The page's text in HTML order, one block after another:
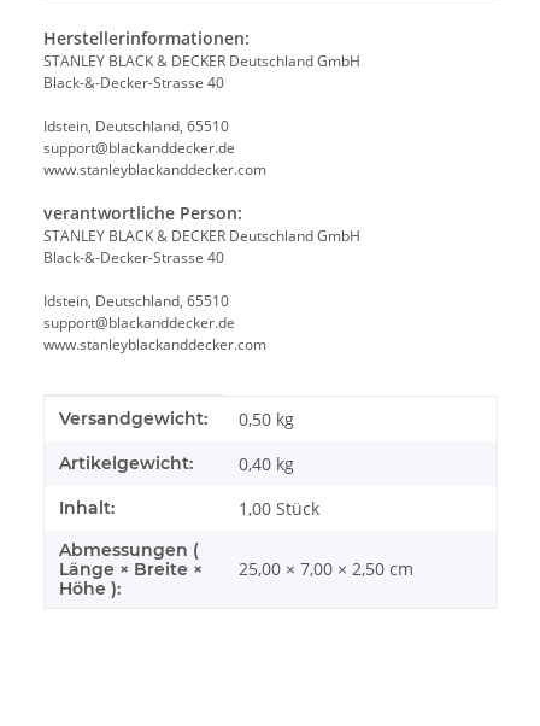
Herstellerinformationen:
STANLEY BLACK & DECKER Deutschland GmbH
Black-&-Decker-Strasse 40
Idstein, Deutschland, 65510
support@blackanddecker.de
www.stanleyblackanddecker.com
verantwortliche Person:
STANLEY BLACK & DECKER Deutschland GmbH
Black-&-Decker-Strasse 40
Idstein, Deutschland, 65510
support@blackanddecker.de
www.stanleyblackanddecker.com
Produkteigenschaft
Wert
Versandgewicht: 0,50 kg
Artikelgewicht: 0,40 kg
Inhalt: 1,00 Stück
Abmessungen (
Länge × Breite ×
Höhe ):
25,00 × 7,00 × 2,50 cm